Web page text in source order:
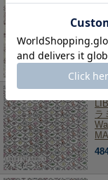
ー
ラ